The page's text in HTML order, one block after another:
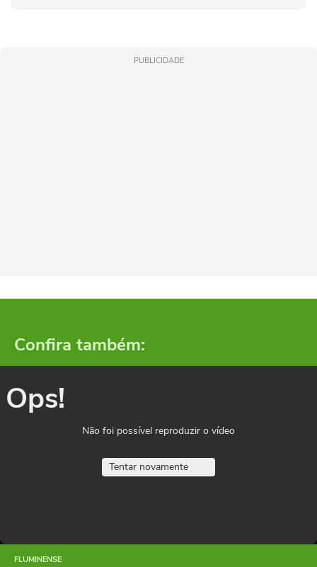
PUBLICIDADE
Confira também:
Ops!
Não foi possível reproduzir o vídeo
Tentar novamente
FLUMINENSE